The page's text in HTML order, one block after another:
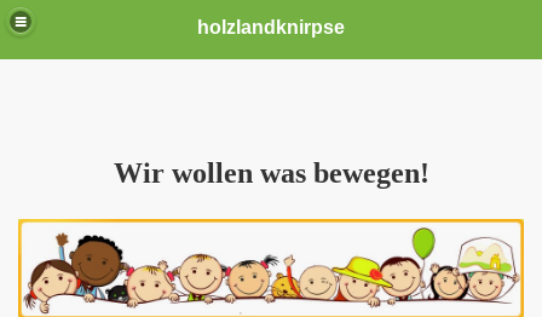
holzlandknirpse
Wir wollen was bewegen!